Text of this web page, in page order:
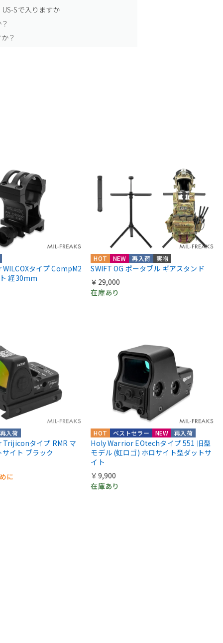
Sで入りますか
？
タイプ CompM2
経30mm
HOT NEW 再入荷 実物
SWIFT OG ポータブル ギアスタンド
￥29,000
在庫あり
再入荷
タイプ RMR マ
イト ブラック
に
HOT NEW 再入荷
ベストセラー
Holy Warrior EOtechタイプ 551 旧型
モデル (虹ロゴ) ホロサイト型ダットサ
イト
￥9,900
在庫あり